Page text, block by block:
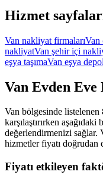
Hizmet
Van nakliyat firmalarıVan
nakliyatVan şehir içi
eşya taşımaVan eşya
Van Evden
Van bölgesinde listelenen
karşılaştırırken
değerlendirmenizi sağlar.
hizmetler fiyatı doğrudan
Fiyatı etkileyen